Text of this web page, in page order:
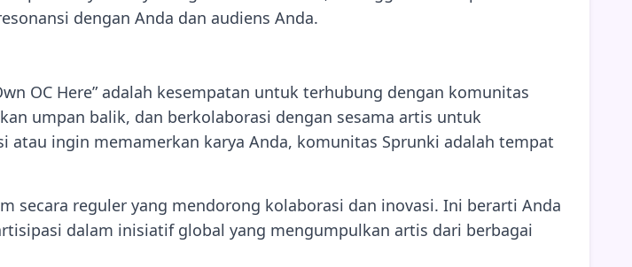
dengan Anda dan audiens Anda.
OC Here” adalah kesempatan untuk terhubung dengan komunitas
umpan balik, dan berkolaborasi dengan sesama artis untuk
ingin memamerkan karya Anda, komunitas Sprunki adalah tempat
secara reguler yang mendorong kolaborasi dan inovasi. Ini berarti Anda
dalam inisiatif global yang mengumpulkan artis dari berbagai